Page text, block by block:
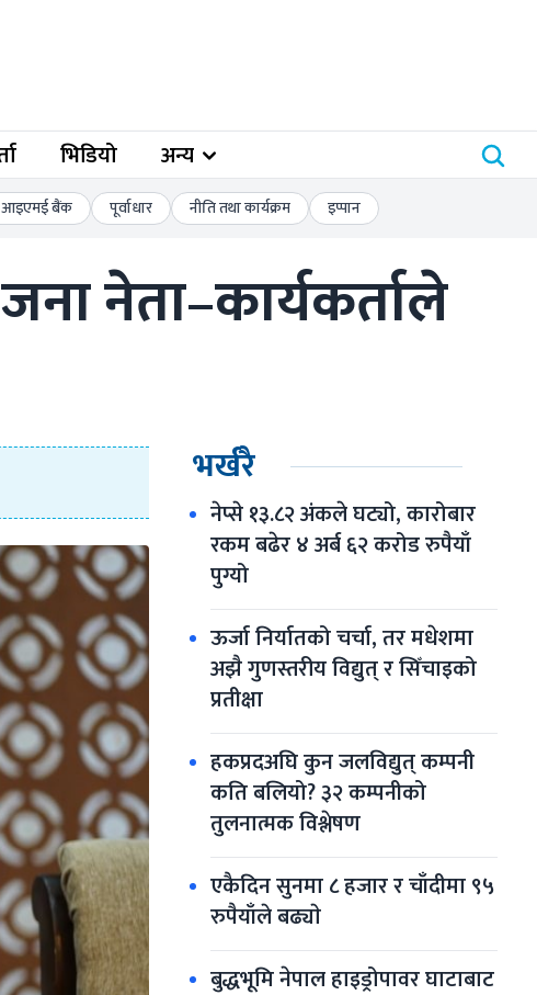
भिडियो अन्य
आइएमई बैंक पूर्वाधार नीति तथा कार्यक्रम इप्पान
नेता–कार्यकर्ताले
भर्खरै
नेप्से १३.८२ अंकले घट्यो, कारोबार
रकम बढेर ४ अर्ब ६२ करोड रुपैयाँ
पुग्यो
ऊर्जा निर्यातको चर्चा, तर मधेशमा
अझै गुणस्तरीय विद्युत् र सिँचाइको
प्रतीक्षा
हकप्रदअघि कुन जलविद्युत् कम्पनी
कति बलियो? ३२ कम्पनीको
तुलनात्मक विश्लेषण
एकैदिन सुनमा ८ हजार र चाँदीमा ९५
रुपैयाँले बढ्याे
बुद्धभूमि नेपाल हाइड्रोपावर घाटाबाट